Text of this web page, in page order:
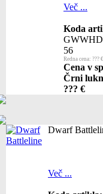
Več ...
Koda
56
Redna cena: ??? €
Cena v
Črni
??? €
Dwarf
Več ...